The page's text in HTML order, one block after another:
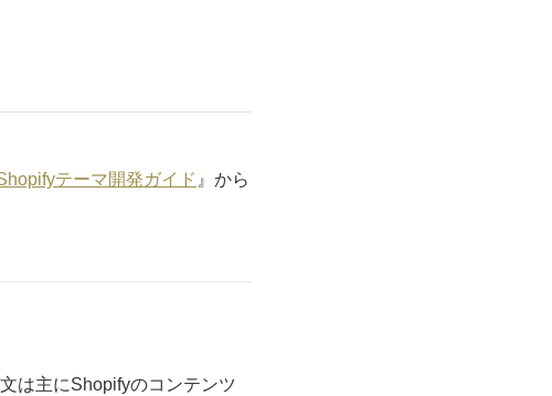
テーマ開発ガイド 』から
は主にShopifyのコンテンツ